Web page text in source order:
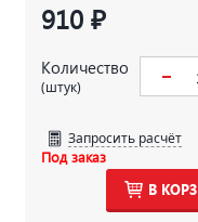
910 ₽
Количество
(штук)
Запросить расчёт
Под заказ
В